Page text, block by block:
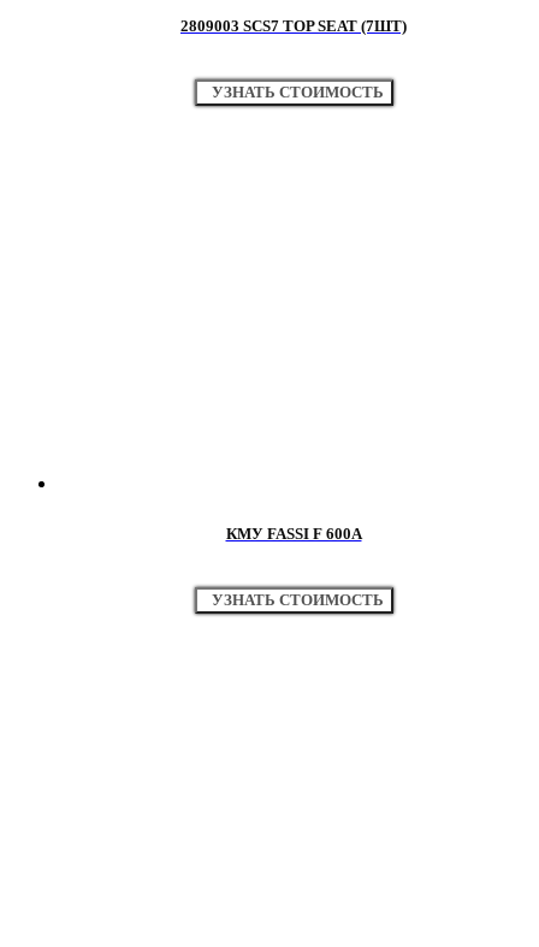
2809003 SCS7 TOP SEAT (7ШТ)
УЗНАТЬ СТОИМОСТЬ
КМУ FASSI F 600A
УЗНАТЬ СТОИМОСТЬ